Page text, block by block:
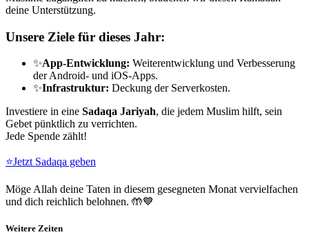
deine Unterstützung.
Unsere Ziele für dieses Jahr:
✨App-Entwicklung: Weiterentwicklung und Verbesserung
der Android- und iOS-Apps.
✨Infrastruktur: Deckung der Serverkosten.
Investiere in eine Sadaqa Jariyah, die jedem Muslim hilft, sein
Gebet pünktlich zu verrichten.
Jede Spende zählt!
⭐Jetzt Sadaqa geben
Möge Allah deine Taten in diesem gesegneten Monat vervielfachen
und dich reichlich belohnen. 🤲💙
Weitere Zeiten